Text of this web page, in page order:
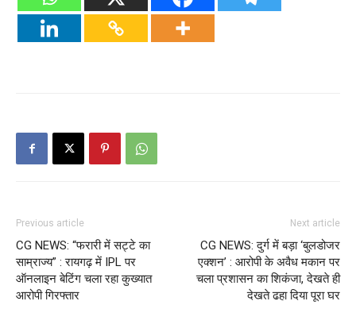
Previous article
CG NEWS: “फरारी में सट्टे का
साम्राज्य” : रायगढ़ में IPL पर
ऑनलाइन बेटिंग चला रहा कुख्यात
आरोपी गिरफ्तार
Next article
CG NEWS: दुर्ग में बड़ा ‘बुलडोजर
एक्शन’ : आरोपी के अवैध मकान पर
चला प्रशासन का शिकंजा, देखते ही
देखते ढहा दिया पूरा घर